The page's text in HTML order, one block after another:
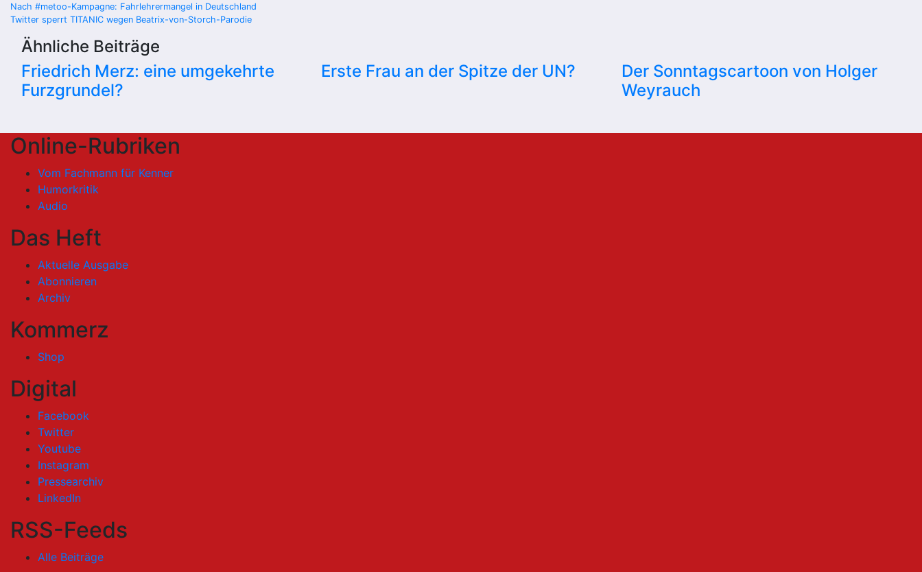
Beitragsnavigation
Nach #metoo-Kampagne: Fahrlehrermangel in Deutschland
Twitter sperrt TITANIC wegen Beatrix-von-Storch-Parodie
Ähnliche Beiträge
Friedrich Merz: eine umgekehrte
Furzgrundel?
Erste Frau an der Spitze der UN?
Der Sonntagscartoon von Holger
Weyrauch
Online-Rubriken
Vom Fachmann für Kenner
Humorkritik
Audio
Das Heft
Aktuelle Ausgabe
Abonnieren
Archiv
Kommerz
Shop
Digital
Facebook
Twitter
Youtube
Instagram
Pressearchiv
LinkedIn
RSS-Feeds
Alle Beiträge